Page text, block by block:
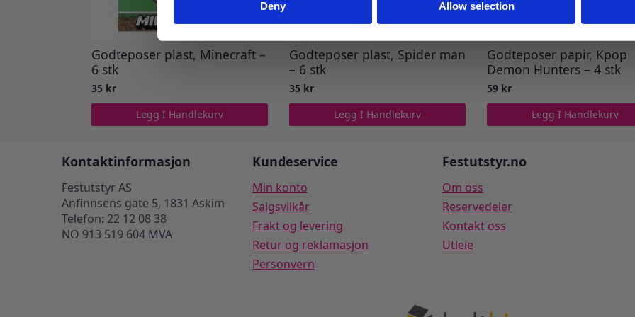
Deny Allow selection
Godteposer plast, Minecraft –
6 stk
35 kr
Legg I Handlekurv
Godteposer plast, Spider man
– 6 stk
35 kr
Legg I Handlekurv
Godteposer papir, Kpop
Demon Hunters – 4 stk
59 kr
Legg I Handlekurv
Kontaktinformasjon
Festutstyr AS
Anfinnsens gate 5, 1831 Askim
Telefon: 22 12 08 38
NO 913 519 604 MVA
Kundeservice
Min konto
Salgsvilkår
Frakt og levering
Retur og reklamasjon
Personvern
Festutstyr.no
Om oss
Reservedeler
Kontakt oss
Utleie